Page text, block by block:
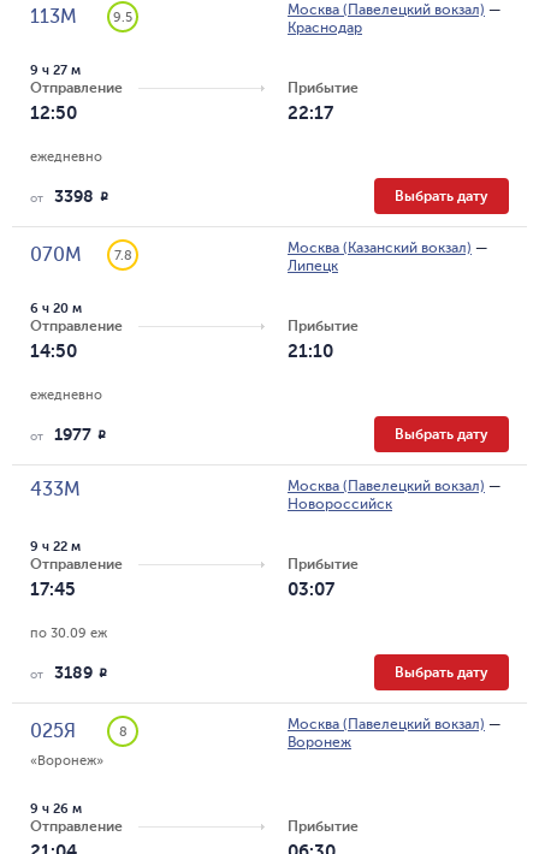
113М 9.5 Москва (Павелецкий вокзал) —
Краснодар
Отправление
12:50
9 ч 27 м
Прибытие
22:17
ежедневно
от 3398 R Выбрать дату
070М 7.8 Москва (Казанский вокзал) —
Липецк
Отправление
14:50
6 ч 20 м
Прибытие
21:10
ежедневно
от 1977 R Выбрать дату
433М Москва (Павелецкий вокзал) —
Новороссийск
Отправление
17:45
9 ч 22 м
Прибытие
03:07
по 30.09 еж
от 3189 R Выбрать дату
025Я
8
«Воронеж»
Москва (Павелецкий вокзал) —
Воронеж
Отправление
9 ч 26 м
Прибытие